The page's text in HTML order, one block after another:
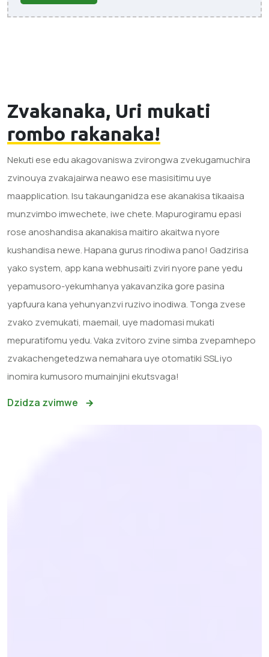
Zvakanaka, Uri mukati
rombo rakanaka!
Nekuti ese edu akagovaniswa zvirongwa zvekugamuchira
zvinouya zvakajairwa neawo ese masisitimu uye
maapplication. Isu takaunganidza ese akanakisa tikaaisa
munzvimbo imwechete, iwe chete. Mapurogiramu epasi
rose anoshandisa akanakisa maitiro akaitwa nyore
kushandisa newe. Hapana gurus rinodiwa pano! Gadzirisa
yako system, app kana webhusaiti zviri nyore pane yedu
yepamusoro-yekumhanya yakavanzika gore pasina
yapfuura kana yehunyanzvi ruzivo inodiwa. Tonga zvese
zvako zvemukati, maemail, uye madomasi mukati
mepuratifomu yedu. Vaka zvitoro zvine simba zvepamhepo
zvakachengetedzwa nemahara uye otomatiki SSL iyo
inomira kumusoro mumainjini ekutsvaga!
Dzidza zvimwe